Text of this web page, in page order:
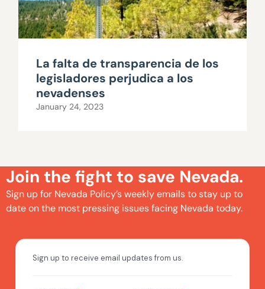
La falta de transparencia de los
legisladores perjudica a los
nevadenses
January 24, 2023
Join the fight to save Nevada.
Sign up for Nevada Policy’s weekly emails to stay up to
date on the most pressing issues facing Nevada today.